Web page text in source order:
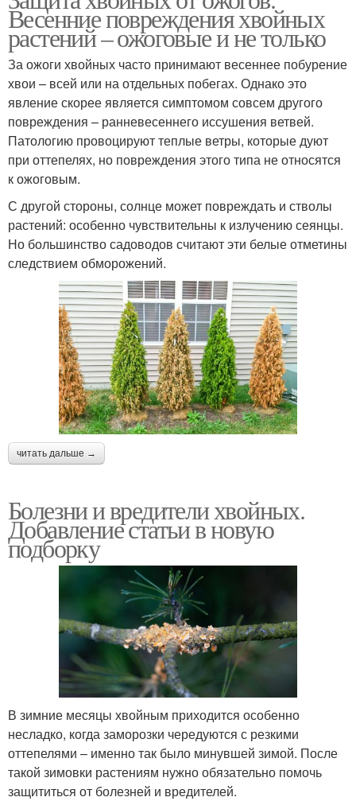
Весенние повреждения хвойных
растений – ожоговые и не только
За ожоги хвойных часто принимают весеннее побурение
хвои – всей или на отдельных побегах. Однако это
явление скорее является симптомом совсем другого
повреждения – ранневесеннего иссушения ветвей.
Патологию провоцируют теплые ветры, которые дуют
при оттепелях, но повреждения этого типа не относятся
к ожоговым.
С другой стороны, солнце может повреждать и стволы
растений: особенно чувствительны к излучению сеянцы.
Но большинство садоводов считают эти белые отметины
следствием обморожений.
читать дальше →
Болезни и вредители хвойных.
Добавление статьи в новую
подборку
В зимние месяцы хвойным приходится особенно
несладко, когда заморозки чередуются с резкими
оттепелями – именно так было минувшей зимой. После
такой зимовки растениям нужно обязательно помочь
защититься от болезней и вредителей.